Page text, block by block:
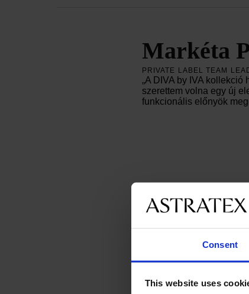
Consent
This website uses
Markéta
PRIVATE LABEL TEAM
„A DIVA by IVA
szerettem volna egy új
funkcionális előnyök